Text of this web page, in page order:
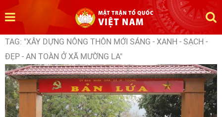
TAG: "XÂY DỰNG NÔNG THÔN MỚI SÁNG - XANH - SẠCH -
ĐẸP - AN TOÀN Ở XÃ MƯỜNG LA"